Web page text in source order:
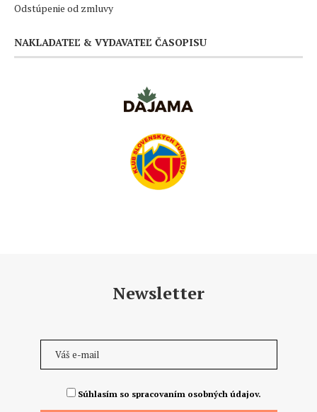
Odstúpenie od zmluvy
NAKLADATEĽ & VYDAVATEĽ ČASOPISU
Newsletter
Súhlasím so spracovaním osobných údajov.